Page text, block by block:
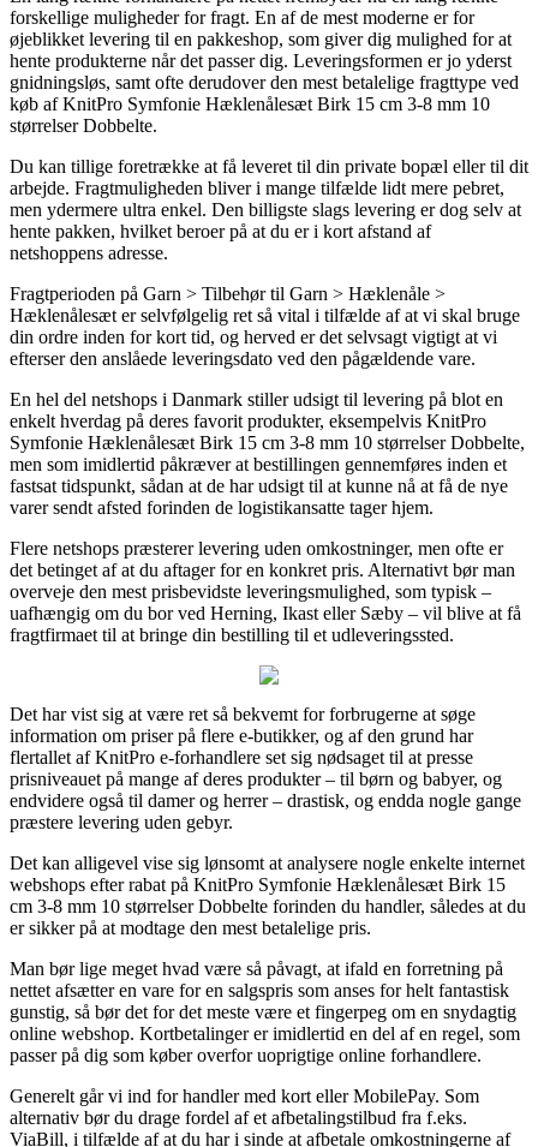
forskellige muligheder for fragt. En af de mest moderne er for
øjeblikket levering til en pakkeshop, som giver dig mulighed for at
hente produkterne når det passer dig. Leveringsformen er jo yderst
gnidningsløs, samt ofte derudover den mest betalelige fragttype ved
køb af KnitPro Symfonie Hæklenålesæt Birk 15 cm 3-8 mm 10
størrelser Dobbelte.
Du kan tillige foretrække at få leveret til din private bopæl eller til dit
arbejde. Fragtmuligheden bliver i mange tilfælde lidt mere pebret,
men ydermere ultra enkel. Den billigste slags levering er dog selv at
hente pakken, hvilket beroer på at du er i kort afstand af
netshoppens adresse.
Fragtperioden på Garn > Tilbehør til Garn > Hæklenåle >
Hæklenålesæt er selvfølgelig ret så vital i tilfælde af at vi skal bruge
din ordre inden for kort tid, og herved er det selvsagt vigtigt at vi
efterser den anslåede leveringsdato ved den pågældende vare.
En hel del netshops i Danmark stiller udsigt til levering på blot en
enkelt hverdag på deres favorit produkter, eksempelvis KnitPro
Symfonie Hæklenålesæt Birk 15 cm 3-8 mm 10 størrelser Dobbelte,
men som imidlertid påkræver at bestillingen gennemføres inden et
fastsat tidspunkt, sådan at de har udsigt til at kunne nå at få de nye
varer sendt afsted forinden de logistikansatte tager hjem.
Flere netshops præsterer levering uden omkostninger, men ofte er
det betinget af at du aftager for en konkret pris. Alternativt bør man
overveje den mest prisbevidste leveringsmulighed, som typisk –
uafhængig om du bor ved Herning, Ikast eller Sæby – vil blive at få
fragtfirmaet til at bringe din bestilling til et udleveringssted.
Det har vist sig at være ret så bekvemt for forbrugerne at søge
information om priser på flere e-butikker, og af den grund har
flertallet af KnitPro e-forhandlere set sig nødsaget til at presse
prisniveauet på mange af deres produkter – til børn og babyer, og
endvidere også til damer og herrer – drastisk, og endda nogle gange
præstere levering uden gebyr.
Det kan alligevel vise sig lønsomt at analysere nogle enkelte internet
webshops efter rabat på KnitPro Symfonie Hæklenålesæt Birk 15
cm 3-8 mm 10 størrelser Dobbelte forinden du handler, således at du
er sikker på at modtage den mest betalelige pris.
Man bør lige meget hvad være så påvagt, at ifald en forretning på
nettet afsætter en vare for en salgspris som anses for helt fantastisk
gunstig, så bør det for det meste være et fingerpeg om en snydagtig
online webshop. Kortbetalinger er imidlertid en del af en regel, som
passer på dig som køber overfor uoprigtige online forhandlere.
Generelt går vi ind for handler med kort eller MobilePay. Som
alternativ bør du drage fordel af et afbetalingstilbud fra f.eks.
ViaBill, i tilfælde af at du har i sinde at afbetale omkostningerne af